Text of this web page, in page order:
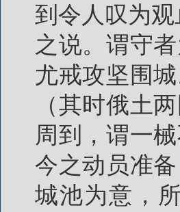
到令人叹为
之说。谓守
尤戒攻坚围
（其时俄土
周到，谓一
今之动员准
城池为意，